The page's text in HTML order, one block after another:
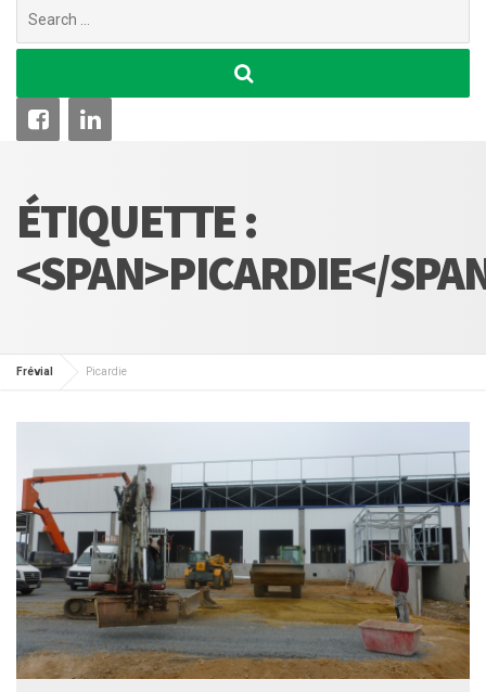
for:
ÉTIQUETTE :
<SPAN>PICARDIE</
Frévial Picardie